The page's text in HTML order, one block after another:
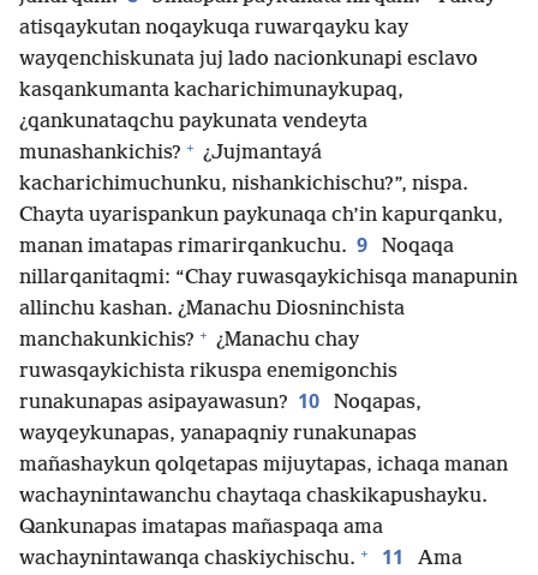
atisqaykutan noqaykuqa ruwarqayku kay
wayqenchiskunata juj lado nacionkunapi esclavo
kasqankumanta kacharichimunaykupaq,
¿qankunataqchu paykunata vendeyta
munashankichis? + ¿Jujmantayá
kacharichimuchunku, nishankichischu?”, nispa.
Chayta uyarispankun paykunaqa ch’in kapurqanku,
manan imatapas rimarirqankuchu. 9
Noqaqa
nillarqanitaqmi: “Chay ruwasqaykichisqa manapunin
allinchu kashan. ¿Manachu Diosninchista
manchakunkichis? + ¿Manachu chay
ruwasqaykichista rikuspa enemigonchis
runakunapas asipayawasun? 10
Noqapas,
wayqeykunapas, yanapaqniy runakunapas
mañashaykun qolqetapas mijuytapas, ichaqa manan
wachaynintawanchu chaytaqa chaskikapushayku.
Qankunapas imatapas mañaspaqa ama
wachaynintawanqa chaskiychischu. + 11
Ama